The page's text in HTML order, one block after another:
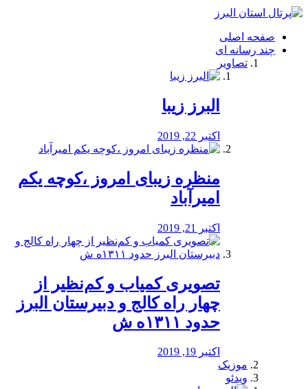
فصد
شرق
تهران
خشکشویی
صفحه اصلی
چند رسانه ای
تصاویر
البرز زیبا
اکتبر 22, 2019
منظره‌‌ زیبای امروز ،کوچه یکم
امیرآباد
اکتبر 21, 2019
️تصویری کمیاب و کم‌نظیر از
چهار راه كالج و دبيرستان البرز
حدود ۱۳۱۱ه ش
اکتبر 19, 2019
موزیک
ویدئو